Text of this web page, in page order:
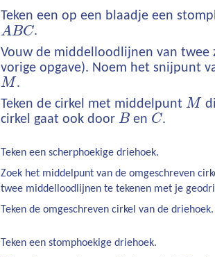
Teken een op een blaadje een
ABC.
Vouw de middelloodlijnen van twee
vorige opgave). Noem het snijpunt
M .
Teken de cirkel met middelpunt M
cirkel gaat ook door B en C.
Teken een scherphoekige driehoek.
Zoek het middelpunt van de omgeschreven
twee middelloodlijnen te tekenen met je
Teken de omgeschreven cirkel van de driehoek.
Teken een stomphoekige driehoek.